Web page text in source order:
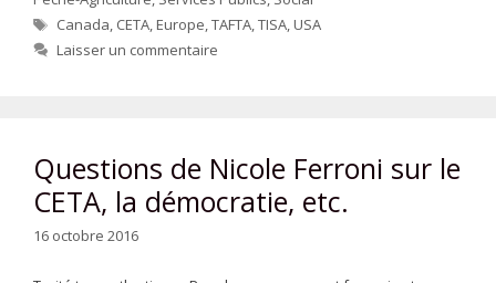
Étiquettes
Canada, CETA,Europe,TAFTA,TISA,USA
Laisser un commentaire
Questions de Nicole Ferroni sur le
CETA, la démocratie, etc.
16 octobre 2016